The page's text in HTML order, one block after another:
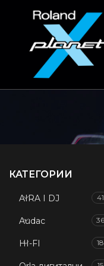
КАТЕГОРИИ
AIRA I DJ 41
Audac 36
HI-FI 18